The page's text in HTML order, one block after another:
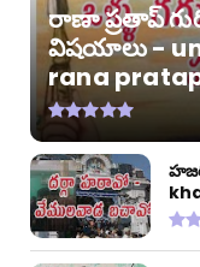
రాణా ప్రతాప్
విషయాలు -
rana